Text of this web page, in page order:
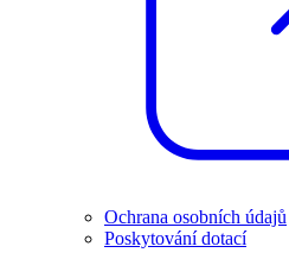
Ochrana osobních údajů
Poskytování dotací